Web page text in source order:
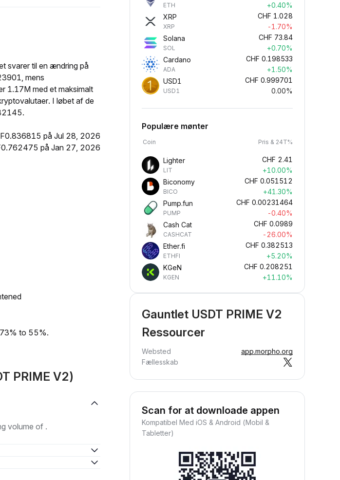
svarer til en ændring på
mens
1.17M med et maksimalt
I løbet af de
på Jul 28, 2026
på Jan 27, 2026
73% to 55%.
PRIME V2)
volume of .
ETH
+0.40%
XRP
XRP
CHF 1.028
-1.70%
Solana
SOL
CHF 73.84
+0.70%
Cardano
ADA
CHF 0.198533
+1.50%
USD1
USD1
CHF 0.999701
0.00%
Populære mønter
Coin Pris & 24T%
Lighter
LIT
CHF 2.41
+10.00%
Biconomy
BICO
CHF 0.051512
+41.30%
Pump.fun
PUMP
CHF 0.00231464
-0.40%
Cash Cat
CASHCAT
CHF 0.0989
-26.00%
Ether.fi
ETHFI
CHF 0.382513
+5.20%
KGeN
KGEN
CHF 0.208251
+11.10%
Gauntlet USDT PRIME V2
Ressourcer
Websted
app.morpho.org
Fællesskab
Scan for at downloade appen
Kompatibel Med iOS & Android (Mobil &
Tabletter)